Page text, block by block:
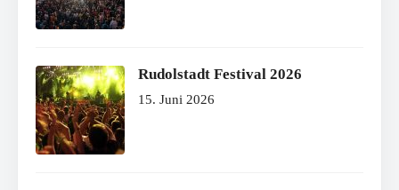
Rudolstadt Festival 2026
15. Juni 2026